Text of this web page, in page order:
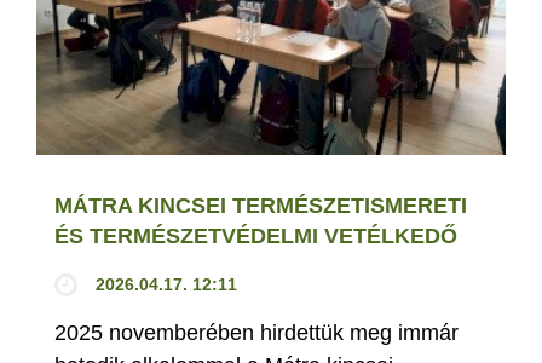
MÁTRA KINCSEI TERMÉSZETISMERETI
ÉS TERMÉSZETVÉDELMI VETÉLKEDŐ
2026.04.17. 12:11
2025 novemberében hirdettük meg immár